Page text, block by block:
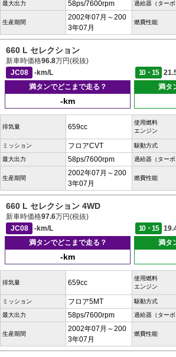
最大出力 58ps/7600rpm 過給器（ターボ
生産期間
2002年07月～200
3年07月
燃費性能
660 L セレクション
新車時価格96.8万円(税抜)
JC08
-km/L 10・15
満タンでどこまで走る？
-km
満タ
排気量 659cc
使用燃料
エンジン
ミッション フロアCVT 駆動方式
最大出力 58ps/7600rpm 過給器（ターボ
生産期間
2002年07月～200
3年07月
燃費性能
660 L セレクション 4WD
新車時価格97.6万円(税抜)
JC08
-km/L 10・15
満タンでどこまで走る？
-km
満タ
排気量 659cc
使用燃料
エンジン
ミッション フロア5MT 駆動方式
最大出力 58ps/7600rpm 過給器（ターボ
生産期間
2002年07月～200
3年07月
燃費性能